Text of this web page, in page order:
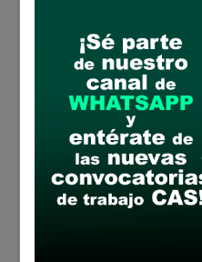
Habilidades o
comunicación oral,
cooperación.
Lugar de labores:
Temporal "Llamkasun
piso 7, Ministerio de
Salario:S/. 9,000.00
Plazo para postular:
CÓMO POSTULAR:
Horario de